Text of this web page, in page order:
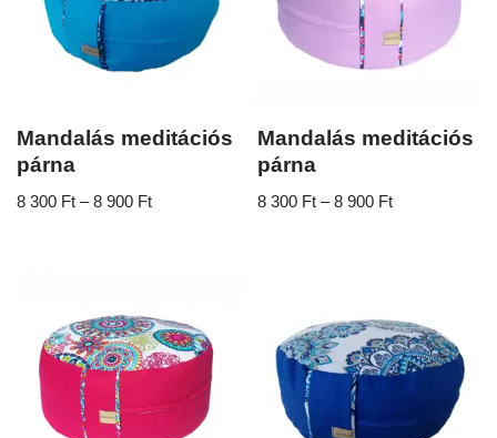
Mandalás meditációs
párna
8 300 Ft – 8 900 Ft
Mandalás meditációs
párna
8 300 Ft – 8 900 Ft